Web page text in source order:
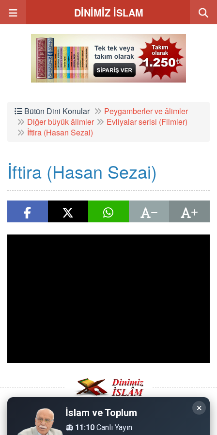
DİNİMİZ İSLAM
Bütün Dini Konular
Peygamberler ve âlimler
Diğer büyük âlimler
Evliyalar serisi (Filmler)
İftira (Hasan Sezai)
İftira (Hasan Sezai)
Copyright © 2008 - Dinimiz İslam. Her Hakkı Saklıdır.
×
İslam ve Toplum
📻 11:10 Canlı Yayın